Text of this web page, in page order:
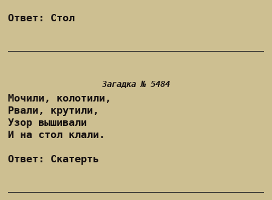
Ответ: Стол
Загадка № 5484
Мочили, колотили,
Рвали, крутили,
Узор вышивали
И на стол клали.
Ответ: Скатерть